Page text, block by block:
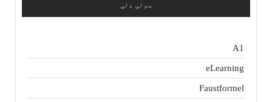
ټولې ډلې
A1
eLearning
Faustformel